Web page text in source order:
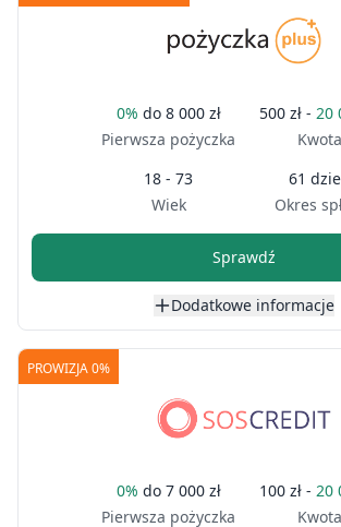
0% do 8 000 zł
Pierwsza pożyczka
500 zł - 20
Kwota
18 - 73
Wiek
61
Okres
Sprawdź
Dodatkowe informacje
PROWIZJA 0%
0% do 7 000 zł
Pierwsza pożyczka
100 zł - 20
Kwota